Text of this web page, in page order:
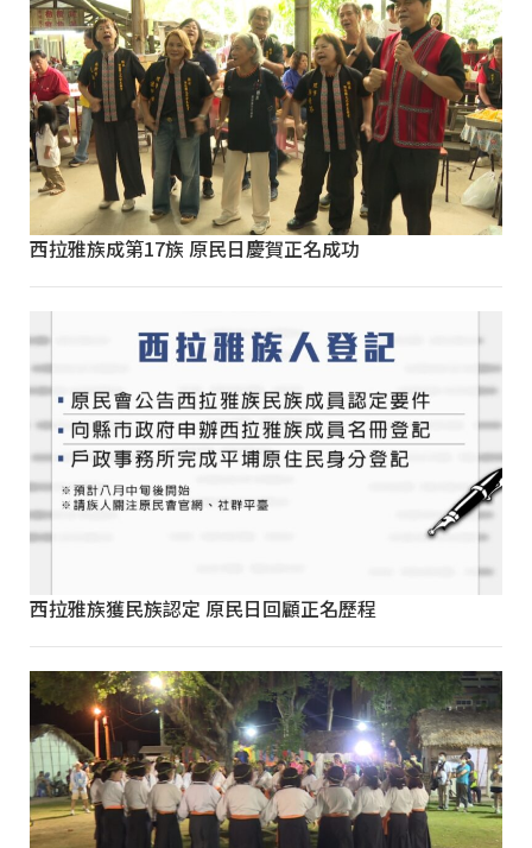
西拉雅族成第17族 原民日慶賀正名成功
西拉雅族獲民族認定 原民日回顧正名歷程